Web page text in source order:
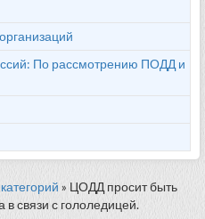
По рассмотрению ПОДД и
» ЦОДД просит быть
связи с гололедицей.